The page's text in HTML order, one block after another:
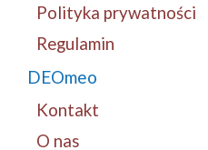
Polityka prywatności
Regulamin
DEOmeo
Kontakt
O nas